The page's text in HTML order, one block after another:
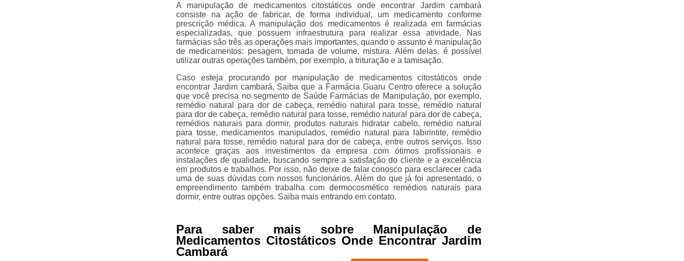
A manipulação de medicamentos citostáticos onde encontrar Jardim cambará
consiste na ação de fabricar, de forma individual, um medicamento conforme
prescrição médica. A manipulação dos medicamentos é realizada em farmácias
especializadas, que possuem infraestrutura para realizar essa atividade. Nas
farmácias são três as operações mais importantes, quando o assunto é manipulação
de medicamentos: pesagem, tomada de volume, mistura. Além delas, é possível
utilizar outras operações também, por exemplo, a trituração e a tamisação.
Caso esteja procurando por manipulação de medicamentos citostáticos onde
encontrar Jardim cambará, Saiba que a Farmácia Guaru Centro oferece a solução
que você precisa no segmento de Saúde Farmácias de Manipulação, por exemplo,
remédio natural para dor de cabeça, remédio natural para tosse, remédio natural
para dor de cabeça, remédio natural para tosse, remédio natural para dor de cabeça,
remédios naturais para dormir, produtos naturais hidratar cabelo, remédio natural
para tosse, medicamentos manipulados, remédio natural para labirintite, remédio
natural para tosse, remédio natural para dor de cabeça, entre outros serviços. Isso
acontece graças aos investimentos da empresa com ótimos profissionais e
instalações de qualidade, buscando sempre a satisfação do cliente e a excelência
em produtos e trabalhos. Por isso, não deixe de falar conosco para esclarecer cada
uma de suas dúvidas com nossos funcionários. Além do que já foi apresentado, o
empreendimento também trabalha com dermocosmético remédios naturais para
dormir, entre outras opções. Saiba mais entrando em contato.
Para saber mais sobre Manipulação de
Medicamentos Citostáticos Onde Encontrar Jardim
Cambará